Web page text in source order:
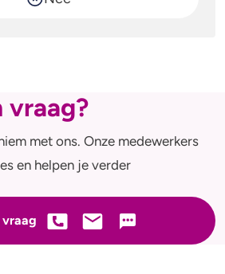
vraag?
met ons. Onze medewerkers
en helpen je verder
vraag